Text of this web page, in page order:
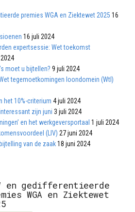
premies WGA en Ziektewet 2025 16
16 juli 2024
expertsessie: Wet toekomst
moet u bijtellen? 9 juli 2024
tegemoetkomingen loondomein (Wtl)
het 10%-criterium 4 juli 2024
zijn juni 3 juli 2024
en het werkgeversportaal 1 juli 2024
(LIV) 27 juni 2024
van de zaak18 juni 2024
en gedifferentieerde
WGA en Ziektewet